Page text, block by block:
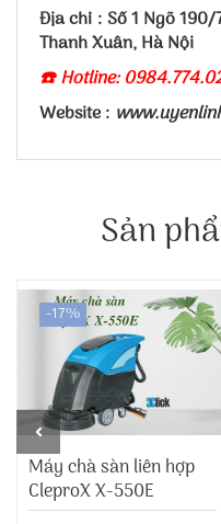
Địa chỉ : Số 1 Ngõ
Thanh Xuân, Hà Nội
☎️ Hotline:
Website :
Sản
-17%
Máy chà sàn liên hợp
CleproX X-550E